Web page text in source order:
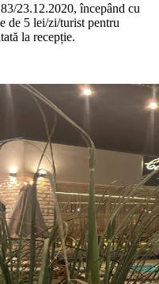
23.12.2020, începând cu
de 5 lei/zi/turist pentru
la recepție.